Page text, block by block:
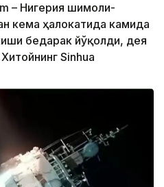
– Нигерия шимоли-
кема ҳалокатида камида
бедарак йўқолди, дея
Sinhua